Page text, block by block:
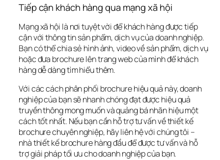
Tiếp cận khách hàng qua mạng xã hội
Mạng xã hội là nơi tuyệt vời để khách hàng được tiếp
cận với thông tin sản phẩm, dịch vụ của doanh nghiệp.
Bạn có thể chia sẻ hình ảnh, video về sản phẩm, dịch vụ
hoặc đưa brochure lên trang web của mình để khách
hàng dễ dàng tìm hiểu thêm.
Với các cách phân phối brochure hiệu quả này, doanh
nghiệp của bạn sẽ nhanh chóng đạt được hiệu quả
truyền thông mong muốn và quảng bá nhãn hiệu một
cách tốt nhất. Nếu bạn cần hỗ trợ tư vấn về thiết kế
brochure chuyên nghiệp, hãy liên hệ với chúng tôi –
nhà thiết kế brochure hàng đầu để được tư vấn và hỗ
trợ giải pháp tối ưu cho doanh nghiệp của bạn.